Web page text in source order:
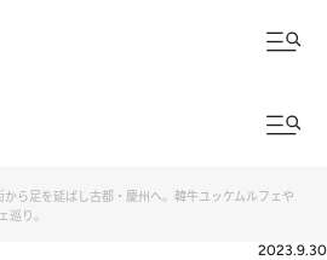
から足を延ばし古都・慶州へ。韓牛ユッケムルフェや
巡り。
2023.9.30